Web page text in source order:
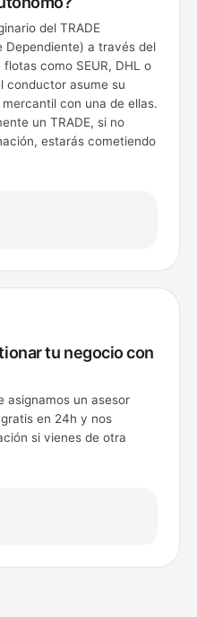
del TRADE
Dependiente) a través del
como SEUR, DHL o
conductor asume su
con una de ellas.
un TRADE, si no
estarás cometiendo
tu negocio con
asignamos un asesor
en 24h y nos
si vienes de otra